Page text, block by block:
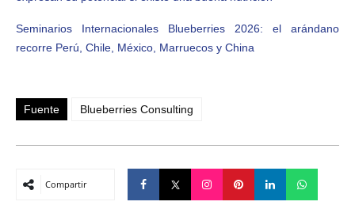
Seminarios Internacionales Blueberries 2026: el arándano
recorre Perú, Chile, México, Marruecos y China
Fuente Blueberries Consulting
Compartir